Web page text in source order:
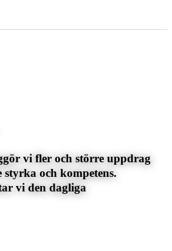
vi fler och större uppdrag
styrka och kompetens.
vi den dagliga